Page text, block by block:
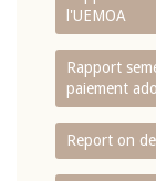
l'UEMOA
Rapport
paiement
Report on